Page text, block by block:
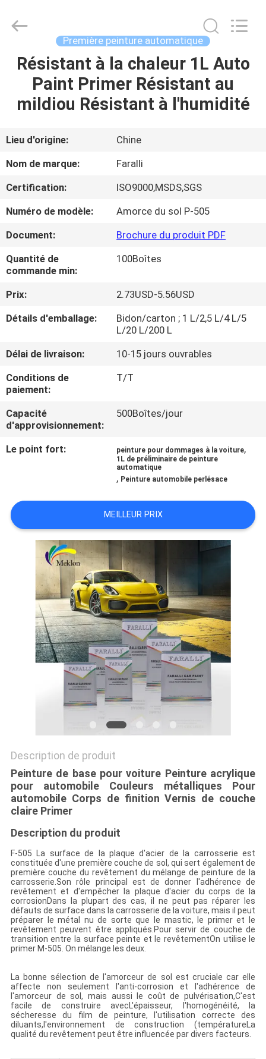
APERÇU
PRODUITS
VIDÉOS
PROPOS
DE
NOUS
VISITE
D'USINE
DE
LA
QUALITÉ
CONTACT
DEMANDE
DE
SOUMISSION
PLAN
POLITIQUE
CONFIDENTIALITÉ
Chemical
Technology
Reserved.
Première peinture automatique
Résistant à la chaleur 1L Auto
Paint Primer Résistant au
mildiou Résistant à l'humidité
Lieu d'origine:
Chine
Nom de marque:
Faralli
Certification:
ISO9000,MSDS,SGS
Numéro de modèle:
Amorce du sol P-505
Document:
Brochure du produit PDF
Quantité de
commande min:
100Boîtes
Prix:
2.73USD-5.56USD
Détails d'emballage:
Bidon/carton ; 1 L/2,5 L/4 L/5
L/20 L/200 L
Délai de livraison:
10-15 jours ouvrables
Conditions de
paiement:
T/T
Capacité
d'approvisionnement:
500Boîtes/jour
Le point fort: peinture pour dommages à la voiture,
1L de préliminaire de peinture
automatique
, Peinture automobile perlésace
MEILLEUR PRIX
Description de produit
Peinture de base pour voiture Peinture acrylique
pour automobile Couleurs métalliques Pour
automobile Corps de finition Vernis de couche
claire Primer
Description du produit
F-505 La surface de la plaque d'acier de la carrosserie est
constituée d'une première couche de sol, qui sert également de
première couche du revêtement du mélange de peinture de la
carrosserie.Son rôle principal est de donner l'adhérence de
revêtement et d'empêcher la plaque d'acier du corps de la
corrosionDans la plupart des cas, il ne peut pas réparer les
défauts de surface dans la carrosserie de la voiture, mais il peut
préparer le métal nu de sorte que le mastic, le primer et le
revêtement peuvent être appliqués.Pour servir de couche de
transition entre la surface peinte et le revêtementOn utilise le
primer M-505. On mélange les deux.
La bonne sélection de l'amorceur de sol est cruciale car elle
affecte non seulement l'anti-corrosion et l'adhérence de
l'amorceur de sol, mais aussi le coût de pulvérisation,C'est
facile de construire avecL'épaisseur, l'homogénéité, la
sécheresse du film de peinture, l'utilisation correcte des
diluants,l'environnement de construction (températureLa
qualité du revêtement peut être influencée par divers facteurs.